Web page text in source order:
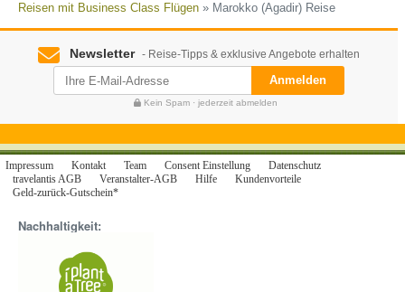
Reisen mit Business Class Flügen » Marokko (Agadir) Reise
Newsletter - Reise-Tipps & exklusive Angebote erhalten
Anmelden
Kein Spam · jederzeit abmelden
Impressum Kontakt Team Consent Einstellung
Datenschutz
travelantis AGB
Veranstalter-AGB Hilfe
Kundenvorteile
Geld-zurück-Gutschein*
Nachhaltigkeit: